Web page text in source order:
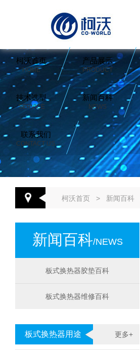
柯沃首页
HOME
产品展示
PRODUCT
技术选型
SERVICE
新闻百科
NEWS
联系我们
CONTACT US
柯沃首页 > 新闻百科
新闻百科/NEWS
板式换热器胶垫百科
板式换热器维修百科
更多+
板式换热器用途